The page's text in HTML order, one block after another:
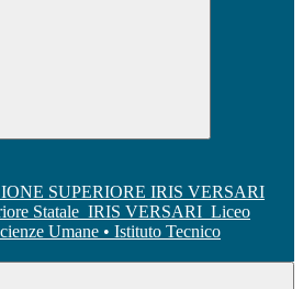
Statale IRIS VERSARI Liceo
Umane • Istituto Tecnico